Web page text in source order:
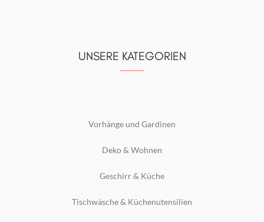
UNSERE KATEGORIEN
Vorhänge und Gardinen
Deko & Wohnen
Geschirr & Küche
Tischwäsche & Küchenutensilien